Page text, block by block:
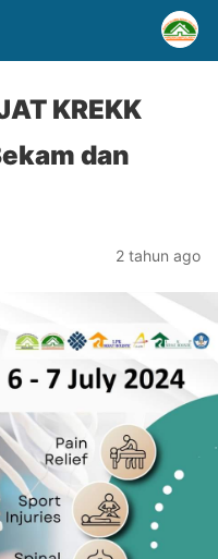
KREKK
dan
2 tahun ago